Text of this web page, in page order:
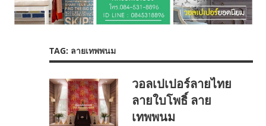
TAG: ลายเทพพนม
วอลเปเปอร์ลายไทย
ลายใบโพธิ์ ลาย
เทพพนม